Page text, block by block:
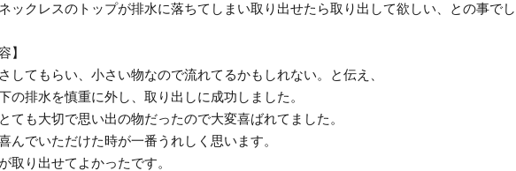
ックレスのトップが排水に落ちてしまい取り出せたら取り出して欲しい、との事でし
】
してもらい、小さい物なので流れてるかもしれない。と伝え、
の排水を慎重に外し、取り出しに成功しました。
ても大切で思い出の物だったので大変喜ばれてました。
んでいただけた時が一番うれしく思います。
取り出せてよかったです。